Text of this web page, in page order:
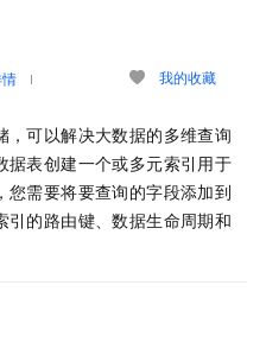
我的收藏
，可以解决大数据的多维查询
据表创建一个或多元索引用于
您需要将要查询的字段添加到
引的路由键、数据生命周期和